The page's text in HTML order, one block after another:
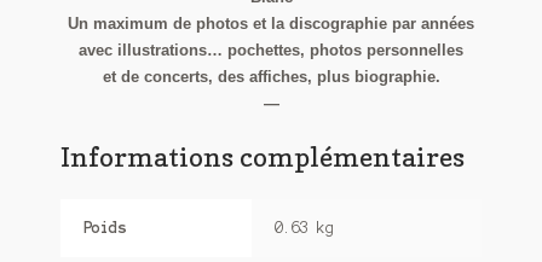
Un maximum de photos et la discographie par années
avec illustrations… pochettes, photos personnelles
et de concerts, des affiches, plus biographie.
—
Informations complémentaires
Poids 0.63 kg